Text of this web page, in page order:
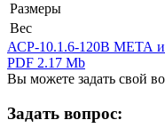
Размеры
Вес
АСР-10.1.6-120В МЕТА
PDF 2.17 Mb
Вы можете задать свой
Задать вопрос: